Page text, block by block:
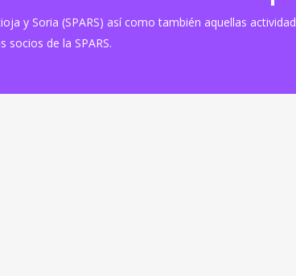
y Soria (SPARS) así como también aquellas
socios de la SPARS.